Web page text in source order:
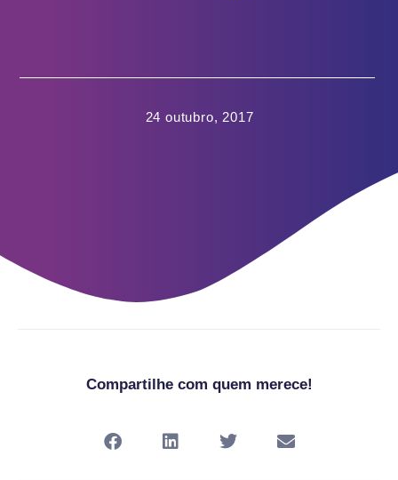
24 outubro, 2017
Compartilhe com quem merece!